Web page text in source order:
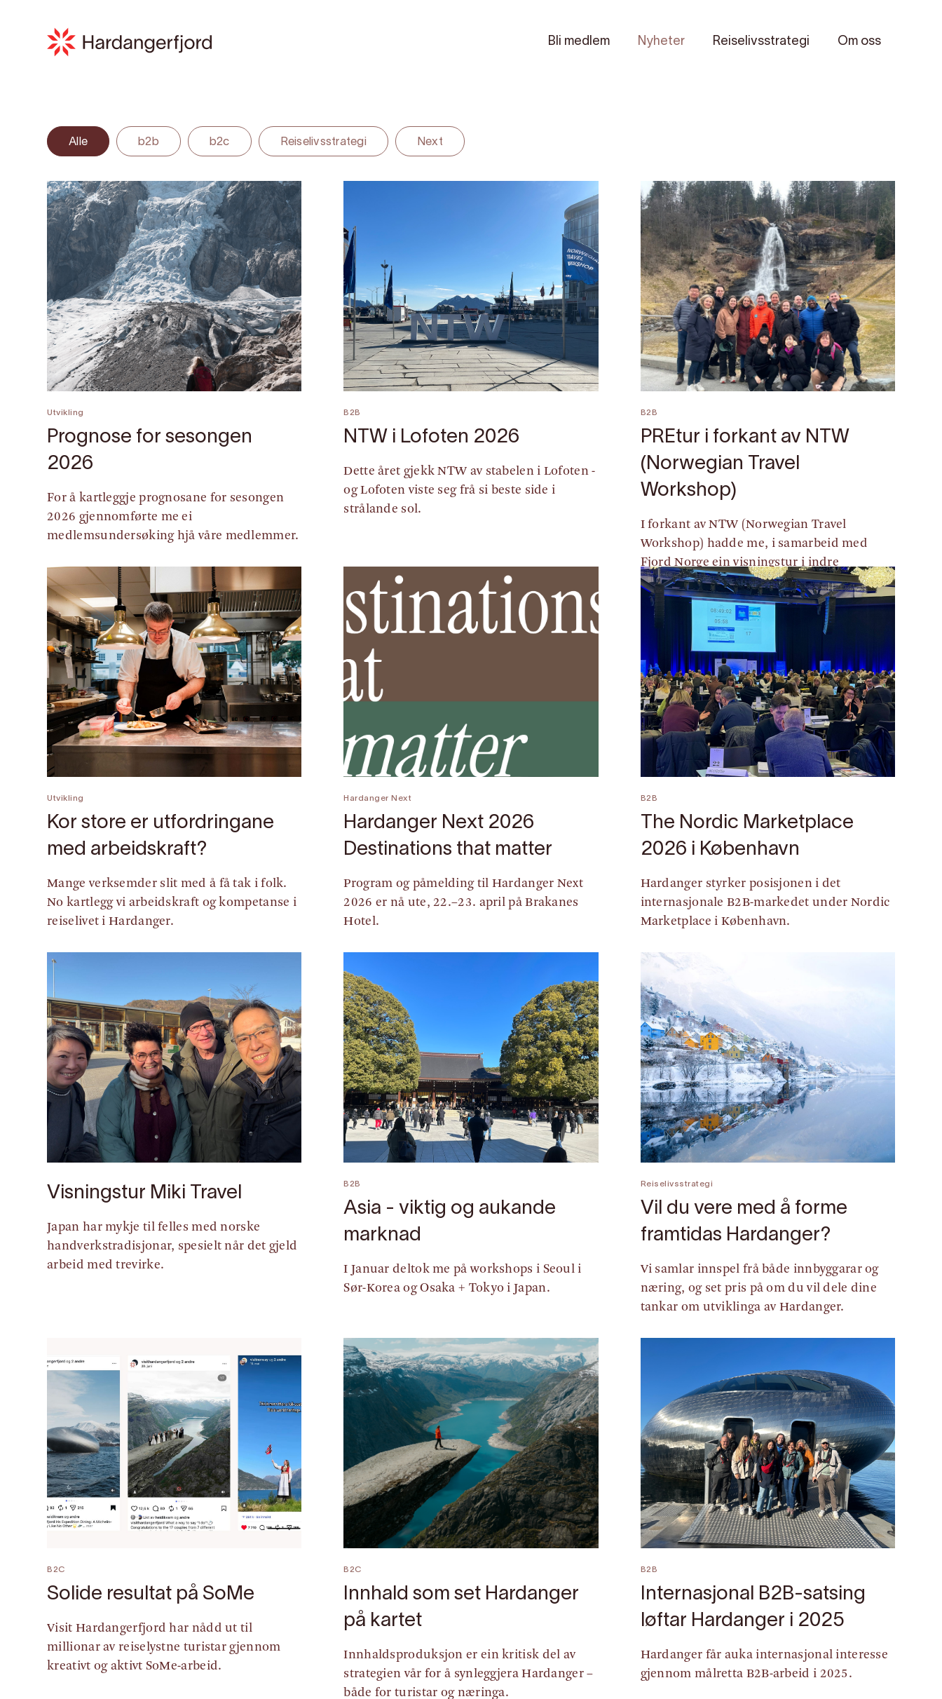
Bli medlem Nyheter Reiselivsstrategi Om oss
Alle b2b b2c Reiselivsstrategi Next
Utvikling
Prognose for sesongen
2026
For å kartleggje prognosane for sesongen
2026 gjennomførte me ei
medlemsundersøking hjå våre medlemmer.
B2B
NTW i Lofoten 2026
Dette året gjekk NTW av stabelen i Lofoten -
og Lofoten viste seg frå si beste side i
strålande sol.
B2B
PREtur i forkant av NTW
(Norwegian Travel
Workshop)
I forkant av NTW (Norwegian Travel
Workshop) hadde me, i samarbeid med
Fjord Norge ein visningstur i indre
Hardanger.
Utvikling
Kor store er utfordringane
med arbeidskraft?
Mange verksemder slit med å få tak i folk.
No kartlegg vi arbeidskraft og kompetanse i
reiselivet i Hardanger.
Hardanger Next
Hardanger Next 2026
Destinations that matter
Program og påmelding til Hardanger Next
2026 er nå ute, 22.–23. april på Brakanes
Hotel.
B2B
The Nordic Marketplace
2026 i København
Hardanger styrker posisjonen i det
internasjonale B2B-markedet under Nordic
Marketplace i København.
Visningstur Miki Travel
Japan har mykje til felles med norske
handverkstradisjonar, spesielt når det gjeld
arbeid med trevirke.
B2B
Asia - viktig og aukande
marknad
I Januar deltok me på workshops i Seoul i
Sør-Korea og Osaka + Tokyo i Japan.
Reiselivsstrategi
Vil du vere med å forme
framtidas Hardanger?
Vi samlar innspel frå både innbyggarar og
næring, og set pris på om du vil dele dine
tankar om utviklinga av Hardanger.
B2C
Solide resultat på SoMe
Visit Hardangerfjord har nådd ut til
millionar av reiselystne turistar gjennom
kreativt og aktivt SoMe-arbeid.
B2C
Innhald som set Hardanger
på kartet
Innhaldsproduksjon er ein kritisk del av
strategien vår for å synleggjera Hardanger –
både for turistar og næringa.
B2B
Internasjonal B2B-satsing
løftar Hardanger i 2025
Hardanger får auka internasjonal interesse
gjennom målretta B2B-arbeid i 2025.